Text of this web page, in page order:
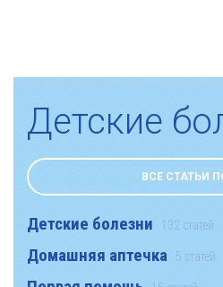
Детские
ВСЕ СТАТЬИ
Детские болезни 132 статей
Домашняя аптечка 5 статей